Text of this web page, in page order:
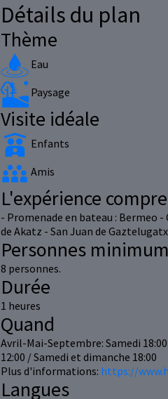
Détails du plan
Thème
Eau
Paysage
Visite idéale
Enfants
Amis
L'expérience
- Promenade en bateau : Bermeo
de Akatz - San Juan de
Personnes minimum
8 personnes.
Durée
1 heures
Quand
Avril-Mai-Septembre: Samedi
12:00 / Samedi et dimanche 18:00
Plus d'informations: https://
Langues